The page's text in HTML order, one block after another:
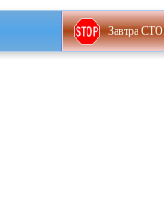
Завтра